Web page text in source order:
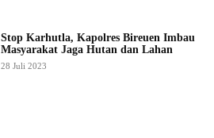
Stop Karhutla, Kapolres Bireuen Imbau
Masyarakat Jaga Hutan dan Lahan
28 Juli 2023